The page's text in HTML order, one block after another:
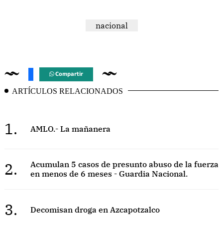
nacional
Compartir
ARTÍCULOS RELACIONADOS
1. AMLO.- La mañanera
2.
Acumulan 5 casos de presunto abuso de la fuerza
en menos de 6 meses - Guardia Nacional.
3. Decomisan droga en Azcapotzalco